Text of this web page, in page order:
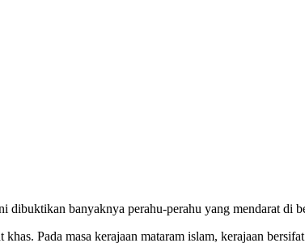
banyaknya perahu-perahu yang mendarat di
Pada masa kerajaan mataram islam, kerajaan